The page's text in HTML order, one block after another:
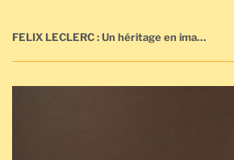
FELIX LECLERC : Un héritage en images - Livre / Book - 2014